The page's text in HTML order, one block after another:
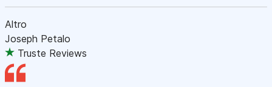
Altro
Joseph Petalo
Truste Reviews